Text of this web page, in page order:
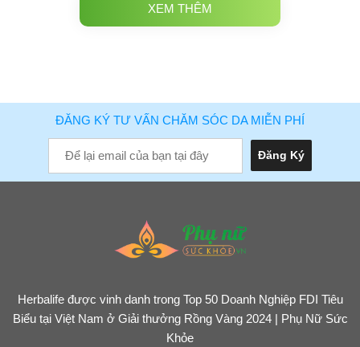
XEM THÊM
ĐĂNG KÝ TƯ VẤN CHĂM SÓC DA MIỄN PHÍ
Herbalife được vinh danh trong Top 50 Doanh Nghiệp FDI Tiêu
Biểu tại Việt Nam ở Giải thưởng Rồng Vàng 2024 | Phụ Nữ Sức
Khỏe